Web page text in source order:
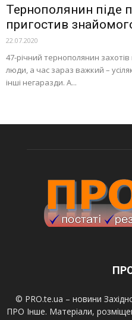
Тернополянин піде
пригостив
22.07.2020
47-річний тернополянин
люди, а час зараз важкий –
інші негаразди. А...
© PRO.te.ua – новини
ПРО Інше. Матеріали,